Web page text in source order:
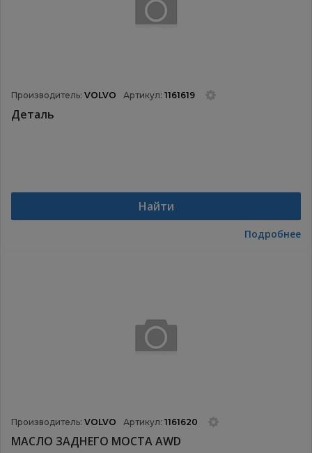
Производитель: VOLVO Артикул: 1161619
Деталь
Найти
Подробнее
Производитель: VOLVO Артикул: 1161620
МАСЛО ЗАДНЕГО МОСТА AWD